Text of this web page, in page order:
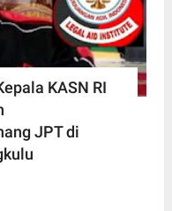
KASN RI
JPT di